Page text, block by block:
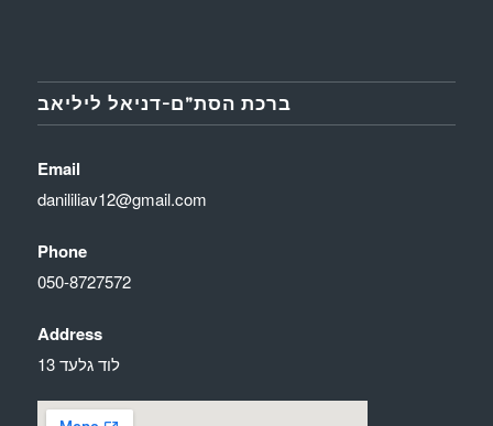
ברכת הסת”ם-דניאל ליליאב
Email
danililiav12@gmail.com
Phone
050-8727572
Address
לוד גלעד 13